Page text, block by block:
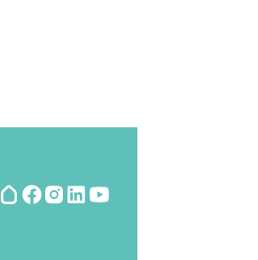
HoplrFacebook
Instagram
LinkedInYouTube